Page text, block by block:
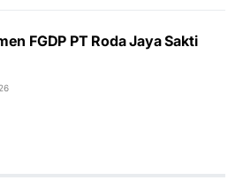
FGDP PT Roda Jaya Sakti